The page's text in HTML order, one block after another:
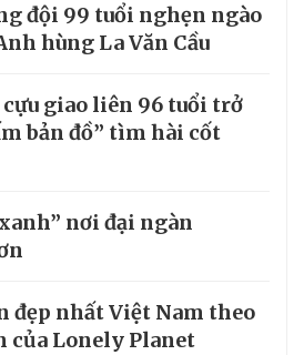
đội 99 tuổi nghẹn ngào
hùng La Văn Cầu
cựu giao liên 96 tuổi trở
bản đồ” tìm hài cốt
nơi đại ngàn
đẹp nhất Việt Nam theo
của Lonely Planet